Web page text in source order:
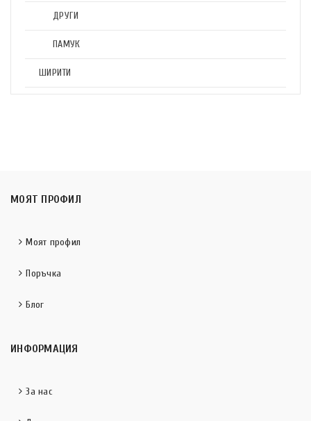
ДРУГИ
ПАМУК
ШИРИТИ
МОЯТ ПРОФИЛ
Моят профил
Поръчка
Блог
ИНФОРМАЦИЯ
За нас